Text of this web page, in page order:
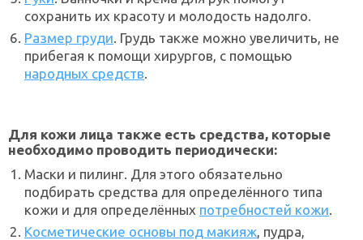
сохранить их красоту и молодость надолго.
Размер груди. Грудь также можно увеличить, не
прибегая к помощи хирургов, с помощью
народных средств.
Для кожи лица также есть средства, которые
необходимо проводить периодически:
Маски и пилинг. Для этого обязательно
подбирать средства для определённого типа
кожи и для определённых потребностей кожи.
Косметические основы под макияж, пудра,